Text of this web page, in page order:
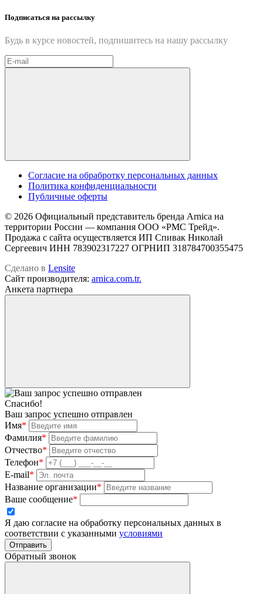
Подписаться на рассылку
Будь в курсе новостей, подпишитесь на нашу рассылку
Cогласие на обрабротку персональных данных
Политика конфиденциальности
Публичные оферты
© 2026 Официальный представитель бренда Arnica на
территории России — компания OOO «РМС Трейд».
Продажа с сайта осуществляется ИП Спивак Николай
Сергеевич ИНН 783902317227 ОГРНИП 318784700355475
Сделано в Lensite
Сайт производителя: arnica.com.tr.
Анкета партнера
Спасибо!
Ваш запрос успешно отправлен
Имя*
Фамилия*
Отчество*
Телефон*
E-mail*
Название организации*
Ваше сообщение*
Я даю согласие на обработку персональных данных в
соответствии с указанными условиями
Отправить
Обратный звонок